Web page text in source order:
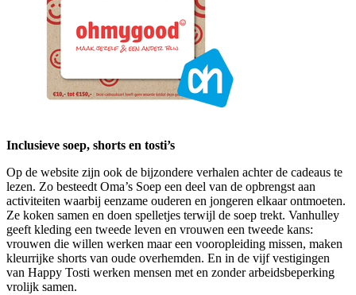
Inclusieve soep, shorts en tosti’s
Op de website zijn ook de bijzondere verhalen achter de cadeaus te
lezen. Zo besteedt Oma’s Soep een deel van de opbrengst aan
activiteiten waarbij eenzame ouderen en jongeren elkaar ontmoeten.
Ze koken samen en doen spelletjes terwijl de soep trekt. Vanhulley
geeft kleding een tweede leven en vrouwen een tweede kans:
vrouwen die willen werken maar een vooropleiding missen, maken
kleurrijke shorts van oude overhemden. En in de vijf vestigingen
van Happy Tosti werken mensen met en zonder arbeidsbeperking
vrolijk samen.